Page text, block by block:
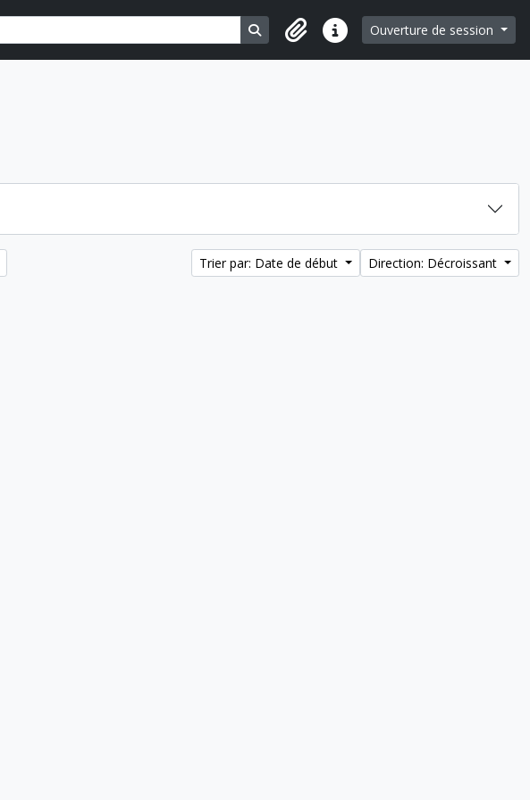
Search in browse page
Liens rapidesOuverture de session
Trier par: Date de début Direction: Décroissant